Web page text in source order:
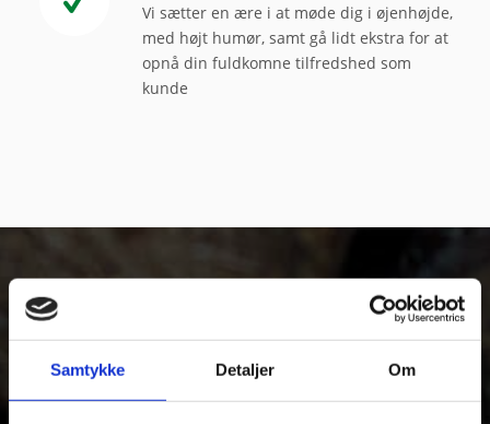
Samtykke Detaljer Om
Vi sætter en ære i at møde dig i øjenhøjde,
med højt humør, samt gå lidt ekstra for at
opnå din fuldkomne tilfredshed som
kunde
FÅ ET UFORPLIGTENDE TILBUD PÅ DIN
OPGAVE
Udfyld formularen her og beskriv din opgave for os, så vender